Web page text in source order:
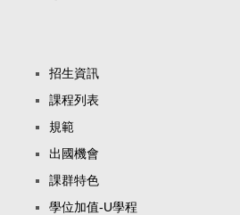
招生資訊
課程列表
規範
出國機會
課群特色
學位加值-U學程